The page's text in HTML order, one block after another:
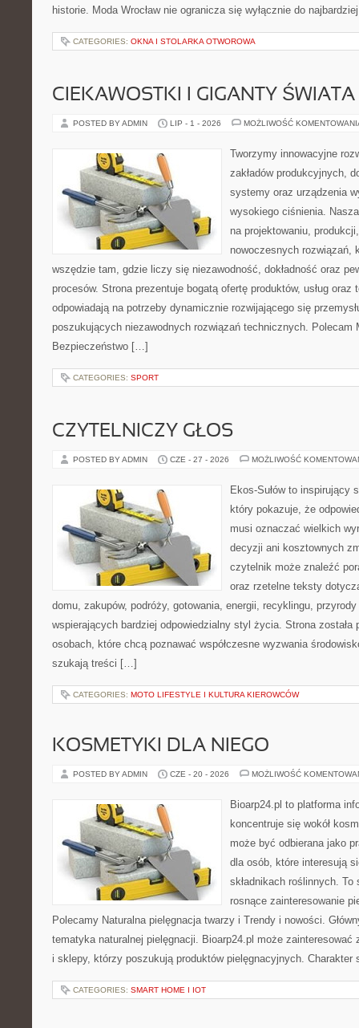
historie. Moda Wrocław nie ogranicza się wyłącznie do
CATEGORIES: OKNA I STOLARKA OTWOROWA
CIEKAWOSTKI I GIGANTY ŚWIATA
POSTED BY ADMIN LIP - 1 - 2026 MOŻLIWOŚĆ
Tworzymy innowacyjne
zakładów produkcyjnych,
systemy oraz urządzenia
wysokiego ciśnienia.
na projektowaniu,
nowoczesnych rozwiązań,
wszędzie tam, gdzie liczy się niezawodność, dokładność oraz
procesów. Strona prezentuje bogatą ofertę produktów, usług oraz
odpowiadają na potrzeby dynamicznie rozwijającego się
poszukujących niezawodnych rozwiązań technicznych. Polecam
Bezpieczeństwo […]
CATEGORIES: SPORT
CZYTELNICZY GŁOS
POSTED BY ADMIN CZE - 27 - 2026 MOŻLIWOŚĆ
Ekos-Sułów to inspirujący
który pokazuje, że
musi oznaczać wielkich
decyzji ani kosztownych
czytelnik może znaleźć
oraz rzetelne teksty
domu, zakupów, podróży, gotowania, energii, recyklingu,
wspierających bardziej odpowiedzialny styl życia. Strona została
osobach, które chcą poznawać współczesne wyzwania
szukają treści […]
CATEGORIES: MOTO LIFESTYLE I KULTURA KIEROWCÓW
KOSMETYKI DLA NIEGO
POSTED BY ADMIN CZE - 20 - 2026 MOŻLIWOŚĆ
Bioarp24.pl to platforma
koncentruje się wokół
może być odbierana jako
dla osób, które interesują
składnikach roślinnych.
rosnące zainteresowanie
Polecamy Naturalna pielęgnacja twarzy i Trendy i nowości.
tematyka naturalnej pielęgnacji. Bioarp24.pl może zainteresować
i sklepy, którzy poszukują produktów pielęgnacyjnych.
CATEGORIES: SMART HOME I IOT